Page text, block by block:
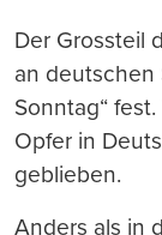
Der Grossteil
an deutschen
Sonntag“
Opfer in
geblieben.
Anders als in